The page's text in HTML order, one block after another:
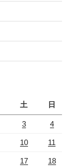
土 日
3 4
10 11
17 18